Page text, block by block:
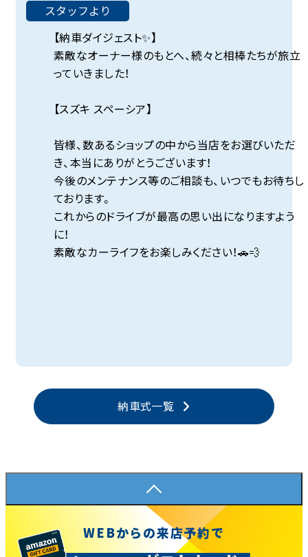
スタッフより
【納車ダイジェスト✨】
素敵なオーナー様のもとへ、続々と相棒たちが旅立
っていきました！
【スズキ スペーシア】
皆様、数あるショップの中から当店をお選びいただ
き、本当にありがとうございます！
今後のメンテナンス等のご相談も、いつでもお待ちし
ております。
これからのドライブが最高の思い出になりますよう
に！
素敵なカーライフをお楽しみください！🚗💨
納車式一覧
WEBからの来店予約で